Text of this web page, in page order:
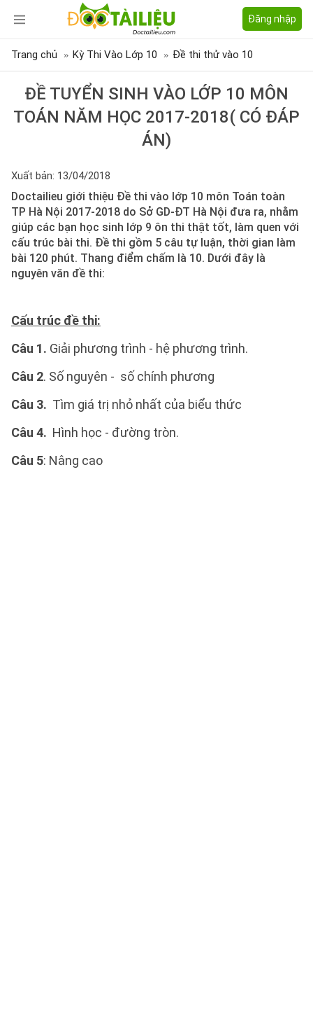
Đăng nhập
Trang chủ Kỳ Thi Vào Lớp 10 Đề thi thử vào 10
ĐỀ TUYỂN SINH VÀO LỚP 10 MÔN
TOÁN NĂM HỌC 2017-2018( CÓ ĐÁP
ÁN)
Xuất bản: 13/04/2018
Doctailieu giới thiệu Đề thi vào lớp 10 môn Toán toàn
TP Hà Nội 2017-2018 do Sở GD-ĐT Hà Nội đưa ra, nhằm
giúp các bạn học sinh lớp 9 ôn thi thật tốt, làm quen với
cấu trúc bài thi. Đề thi gồm 5 câu tự luận, thời gian làm
bài 120 phút. Thang điểm chấm là 10. Dưới đây là
nguyên văn đề thi:
Cấu trúc đề thi:
Câu 1. Giải phương trình - hệ phương trình.
Câu 2. Số nguyên - số chính phương
Câu 3. Tìm giá trị nhỏ nhất của biểu thức
Câu 4. Hình học - đường tròn.
Câu 5: Nâng cao